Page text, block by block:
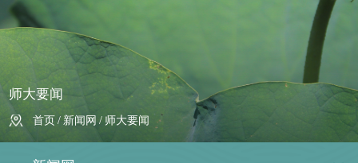
师大要闻
首页 / 新闻网 / 师大要闻